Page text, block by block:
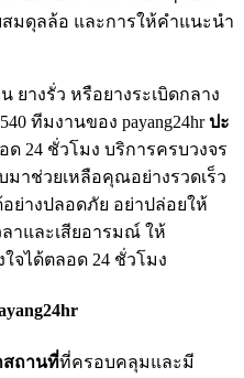
มดุลล้อ และการให้คําแนะนํา
างรั่ว หรือยางระเบิดกลาง
ทีมงานของ payang24hrปะ
ด 24 ชั่วโมง บริการครบวงจร
าช่วยเหลือคุณอย่างรวดเร็ว
ย่างปลอดภัย อย่าปล่อยให้
าและเสียอารมณ์ ให้
ใจได้ตลอด 24 ชั่วโมง
สถานที่ที่ครอบคลุมและมี